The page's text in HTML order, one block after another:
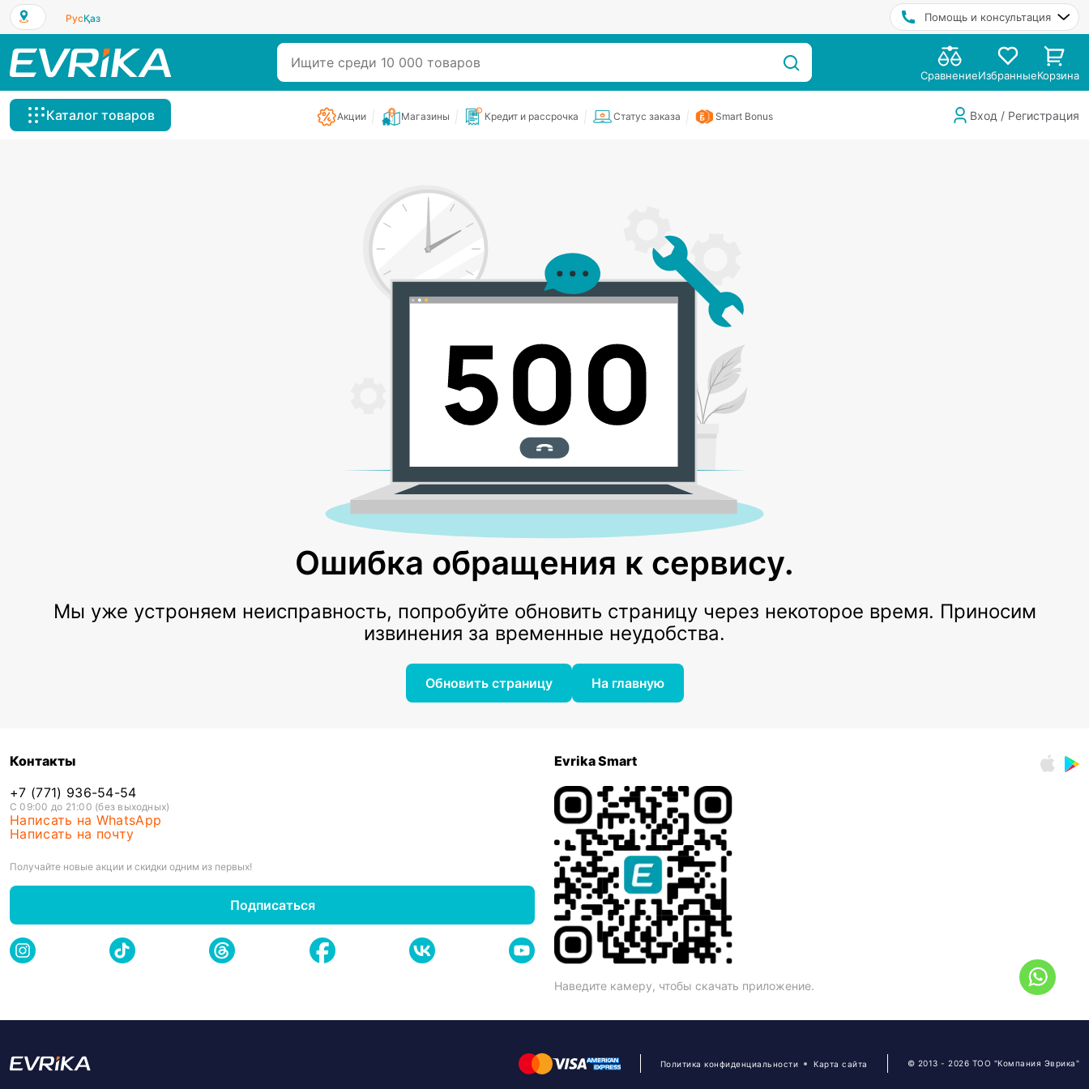
РусҚаз Помощь и консультация
СравнениеИзбранныеКорзина
Каталог товаров Акции Магазины Кредит и рассрочка Статус заказа Smart Bonus Вход / Регистрация
Ошибка обращения к сервису.
Мы уже устроняем неисправность, попробуйте обновить страницу через некоторое время. Приносим
извинения за временные неудобства.
Обновить страницу На главную
Контакты
+7 (771) 936-54-54
С 09:00 до 21:00 (без выходных)
Написать на WhatsApp
Написать на почту
Получайте новые акции и скидки одним из первых!
Подписаться
Evrika Smart
Наведите камеру, чтобы скачать приложение.
Политика конфиденциальности Карта сайта © 2013 - 2026 ТОО "Компания Эврика"